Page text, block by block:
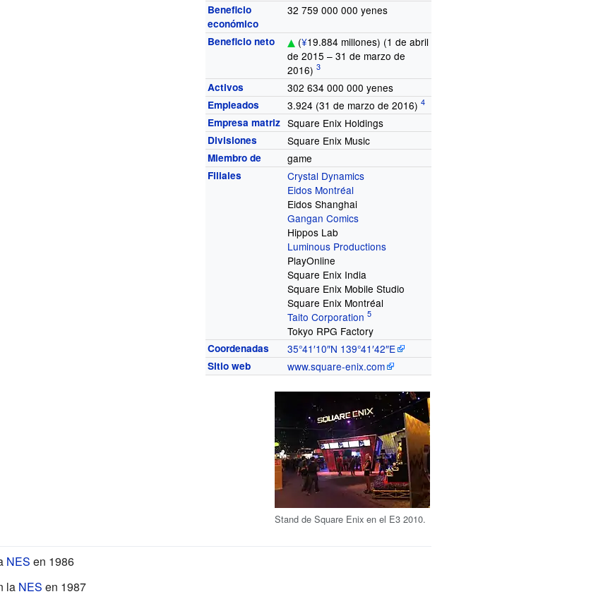
Beneficio
económico
32 759 000 000 yenes
Beneficio neto (¥19.884 millones) (1 de abril
de 2015 – 31 de marzo de
2016)
Activos 302 634 000 000 yenes
Empleados 3.924 (31 de marzo de 2016)
Empresa matriz Square Enix Holdings
Divisiones Square Enix Music
Miembro de game
Filiales
Crystal Dynamics
Eidos Montréal
Eidos Shanghai
Gangan Comics
Hippos Lab
Luminous Productions
PlayOnline
Square Enix India
Square Enix Mobile Studio
Square Enix Montréal
Taito Corporation
Tokyo RPG Factory
Coordenadas 35°41′10″N 139°41′42″E
Sitio web www.square-enix.com
Stand de Square Enix en el E3 2010.
NES en 1986
la NES en 1987